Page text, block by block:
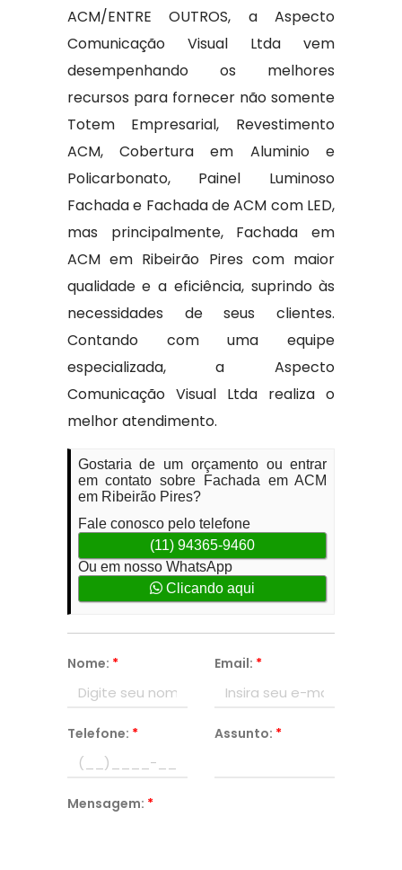
ACM/ENTRE OUTROS, a Aspecto
Comunicação Visual Ltda vem
desempenhando os melhores
recursos para fornecer não somente
Totem Empresarial, Revestimento
ACM, Cobertura em Aluminio e
Policarbonato, Painel Luminoso
Fachada e Fachada de ACM com LED,
mas principalmente, Fachada em
ACM em Ribeirão Pires com maior
qualidade e a eficiência, suprindo às
necessidades de seus clientes.
Contando com uma equipe
especializada, a Aspecto
Comunicação Visual Ltda realiza o
melhor atendimento.
Gostaria de um orçamento ou entrar
em contato sobre Fachada em ACM
em Ribeirão Pires?
Fale conosco pelo telefone
(11) 94365-9460
Ou em nosso WhatsApp
Clicando aqui
Nome: * Email: *
Telefone: * Assunto: *
Mensagem: *